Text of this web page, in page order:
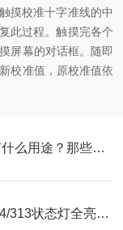
摸校准十字准线的中
此过程。触摸完各个
屏幕的对话框。随即
校准值，原校准值依
西门子6RA80直流调速器有什么用途？那些场合需要使用？
西门子PLC319/317/315/314/313状态灯全亮修理电话